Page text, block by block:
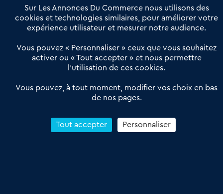
Offres Pro
Actualités
Qui sommes nous ?
Derniers articles
Réseau 3C : un partenaire national dédié aux transactions
Petitscommerces : Un partenariat au service du commerce de
proximité et des territoires
Reprendre un Restaurant Rapide
Sur Les Annonces Du Commerce nous utilisons des
cookies et technologies similaires, pour améliorer votre
expérience utilisateur et mesurer notre audience.
Vous pouvez « Personnaliser » ceux que vous souhaitez
activer ou « Tout accepter » et nous permettre
l’utilisation de ces cookies.
Vous pouvez, à tout moment, modifier vos choix en bas
de nos pages.
Tout accepter Personnaliser